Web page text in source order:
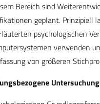
Bereich sind
geplant. Prinzipiell
psychologischen
verwenden
von größeren